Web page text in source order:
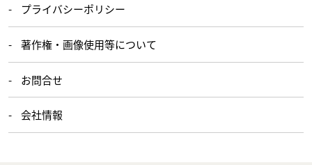
プライバシーポリシー
著作権・画像使用等について
お問合せ
会社情報